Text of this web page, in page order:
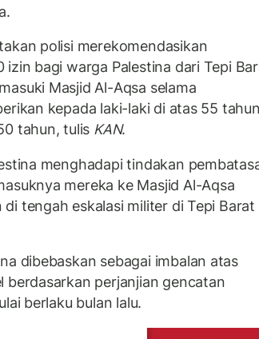
polisi merekomendasikan
izin bagi warga Palestina dari Tepi
Masjid Al-Aqsa selama
kepada laki-laki di atas 55 tahun
tahun, tulis KAN.
menghadapi tindakan
mereka ke Masjid Al-Aqsa
di tengah eskalasi militer di Tepi Barat
dibebaskan sebagai imbalan atas
berdasarkan perjanjian gencatan
berlaku bulan lalu.